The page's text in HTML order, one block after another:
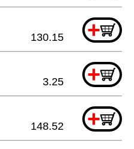
+
130.15
+
3.25
+
148.52